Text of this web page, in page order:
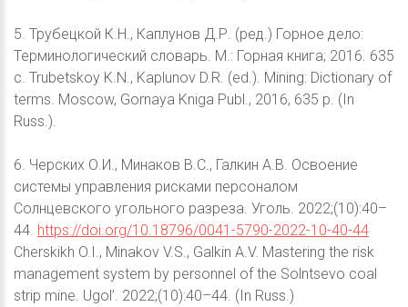
5. Трубецкой К.Н., Каплунов Д.Р. (ред.) Горное дело:
Терминологический словарь. М.: Горная книга; 2016. 635
с. Trubetskoy K.N., Kaplunov D.R. (ed.). Mining: Dictionary of
terms. Moscow, Gornaya Kniga Publ., 2016, 635 p. (In
Russ.).
6. Черских О.И., Минаков В.С., Галкин А.В. Освоение
системы управления рисками персоналом
Солнцевского угольного разреза. Уголь. 2022;(10):40–
44. https://doi.org/10.18796/0041-5790-2022-10-40-44
Cherskikh O.I., Minakov V.S., Galkin A.V. Mastering the risk
management system by personnel of the Solntsevo coal
strip mine. Ugol’. 2022;(10):40–44. (In Russ.)